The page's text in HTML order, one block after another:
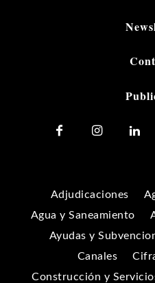
Adjudicaciones
Agua y Saneamiento
Ayudas y
Canales
Construcción y